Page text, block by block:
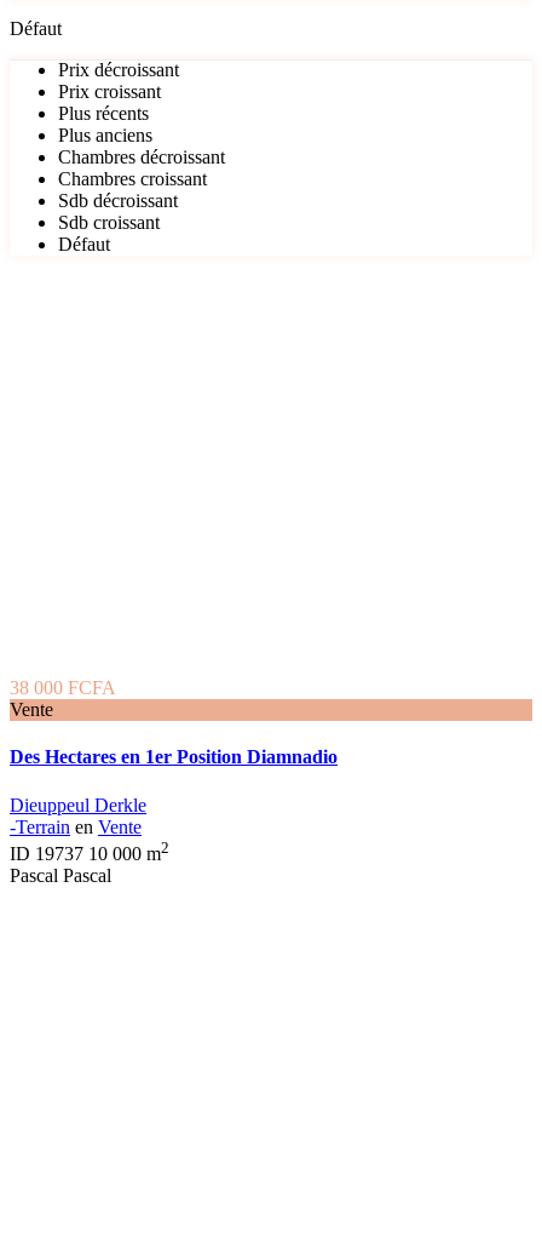
Défaut
Prix décroissant
Prix croissant
Plus récents
Plus anciens
Chambres décroissant
Chambres croissant
Sdb décroissant
Sdb croissant
Défaut
38 000 FCFA
Vente
Des Hectares en 1er Position Diamnadio
Dieuppeul Derkle
-Terrain en Vente
ID 19737 10 000 m2
Pascal Pascal